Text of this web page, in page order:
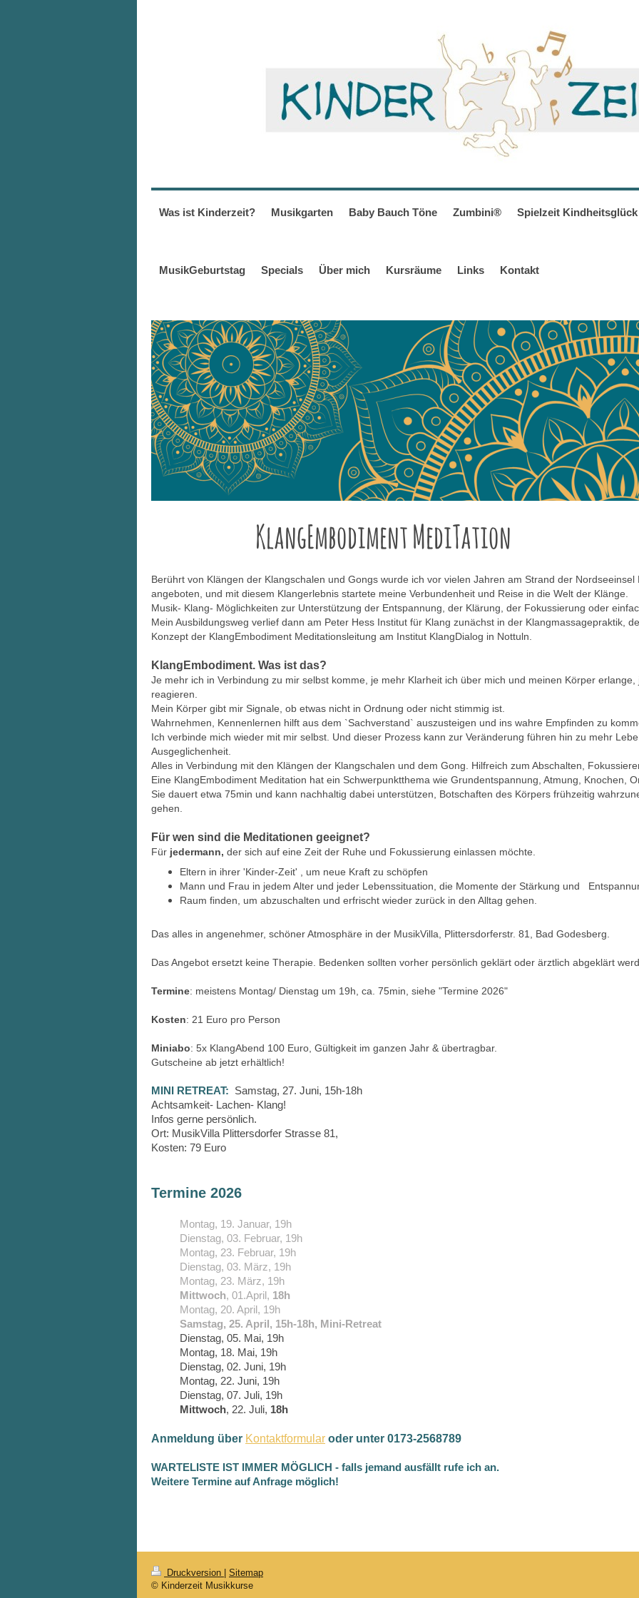
Was ist Kinderzeit? Musikgarten Baby Bauch Töne Zumbini® Spielzeit Kindheitsglück
MusikGeburtstag Specials Über mich Kursräume Links Kontakt
KlangEmbodiment
Berührt von Klängen der Klangschalen und Gongs wurde ich vor vielen Jahren am Strand der
angeboten, und mit diesem Klangerlebnis startete meine Verbundenheit und Reise in die Welt der Klänge.
Musik- Klang- Möglichkeiten zur Unterstützung der Entspannung, der Klärung, der Fokussierung oder
Mein Ausbildungsweg verlief dann am Peter Hess Institut für Klang zunächst in der Klangmassagepraktik,
Konzept der KlangEmbodiment Meditationsleitung am Institut KlangDialog in Nottuln.
KlangEmbodiment. Was ist das?
Je mehr ich in Verbindung zu mir selbst komme, je mehr Klarheit ich über mich und meinen Körper
reagieren.
Mein Körper gibt mir Signale, ob etwas nicht in Ordnung oder nicht stimmig ist.
Wahrnehmen, Kennenlernen hilft aus dem `Sachverstand` auszusteigen und ins wahre Empfinden zu
Ich verbinde mich wieder mit mir selbst. Und dieser Prozess kann zur Veränderung führen hin zu mehr
Ausgeglichenheit.
Alles in Verbindung mit den Klängen der Klangschalen und dem Gong. Hilfreich zum Abschalten,
Eine KlangEmbodiment Meditation hat ein Schwerpunktthema wie Grundentspannung, Atmung, Knochen,
Sie dauert etwa 75min und kann nachhaltig dabei unterstützen, Botschaften des Körpers frühzeitig
gehen.
Für wen sind die Meditationen geeignet?
Für jedermann, der sich auf eine Zeit der Ruhe und Fokussierung einlassen möchte.
Eltern in ihrer 'Kinder-Zeit' , um neue Kraft zu schöpfen
Mann und Frau in jedem Alter und jeder Lebenssituation, die Momente der Stärkung und
Raum finden, um abzuschalten und erfrischt wieder zurück in den Alltag gehen.
Das alles in angenehmer, schöner Atmosphäre in der MusikVilla, Plittersdorferstr. 81, Bad Godesberg.
Das Angebot ersetzt keine Therapie. Bedenken sollten vorher persönlich geklärt oder ärztlich abgeklärt
Termine: meistens Montag/ Dienstag um 19h, ca. 75min, siehe "Termine 2026"
Kosten: 21 Euro pro Person
Miniabo: 5x KlangAbend 100 Euro, Gültigkeit im ganzen Jahr & übertragbar.
Gutscheine ab jetzt erhältlich!
MINI RETREAT: Samstag, 27. Juni, 15h-18h
Achtsamkeit- Lachen- Klang!
Infos gerne persönlich.
Ort: MusikVilla Plittersdorfer Strasse 81,
Kosten: 79 Euro
Termine 2026
Montag, 19. Januar, 19h
Dienstag, 03. Februar, 19h
Montag, 23. Februar, 19h
Dienstag, 03. März, 19h
Montag, 23. März, 19h
Mittwoch, 01.April, 18h
Montag, 20. April, 19h
Samstag, 25. April, 15h-18h, Mini-Retreat
Dienstag, 05. Mai, 19h
Montag, 18. Mai, 19h
Dienstag, 02. Juni, 19h
Montag, 22. Juni, 19h
Dienstag, 07. Juli, 19h
Mittwoch, 22. Juli, 18h
Anmeldung über Kontaktformular oder unter 0173-2568789
WARTELISTE IST IMMER MÖGLICH - falls jemand ausfällt rufe ich an.
Weitere Termine auf Anfrage möglich!
Druckversion
Sitemap
© Kinderzeit Musikkurse